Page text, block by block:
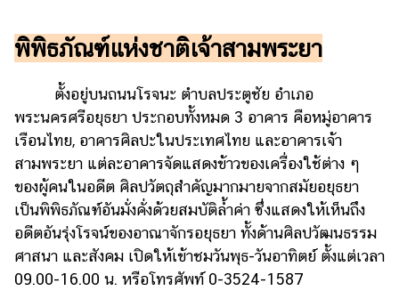
พิพิธภัณฑ์แห่งชาติเจ้าสามพระยา
ตั้งอยู่บนถนนโรจนะ ตำบลประตูชัย อำเภอ
พระนครศรีอยุธยา ประกอบทั้งหมด 3 อาคาร คือหมู่อาคาร
เรือนไทย, อาคารศิลปะในประเทศไทย และอาคารเจ้า
สามพระยา แต่ละอาคารจัดแสดงข้าวของเครื่องใช้ต่าง ๆ
ของผู้คนในอดีต ศิลปวัตถุสำคัญมากมายจากสมัยอยุธยา
เป็นพิพิธภัณฑ์อันมั่งคั่งด้วยสมบัติล้ำค่า ซึ่งแสดงให้เห็นถึง
อดีตอันรุ่งโรจน์ของอาณาจักรอยุธยา ทั้งด้านศิลปวัฒนธรรม
ศาสนา และสังคม เปิดให้เข้าชมวันพุธ-วันอาทิตย์ ตั้งแต่เวลา
09.00-16.00 น. หรือโทรศัพท์ 0-3524-1587